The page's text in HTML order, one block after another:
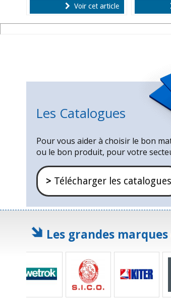
Voir cet article
Les Catalogues
Pour vous aider à choisir le bon
ou le bon produit, pour votre
> Télécharger les catalogues
Les grandes